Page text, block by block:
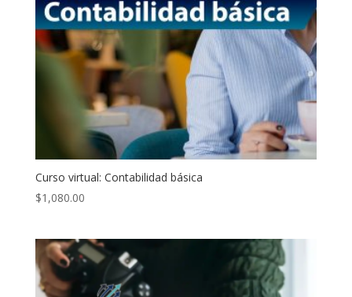
Curso virtual: Contabilidad básica
$1,080.00